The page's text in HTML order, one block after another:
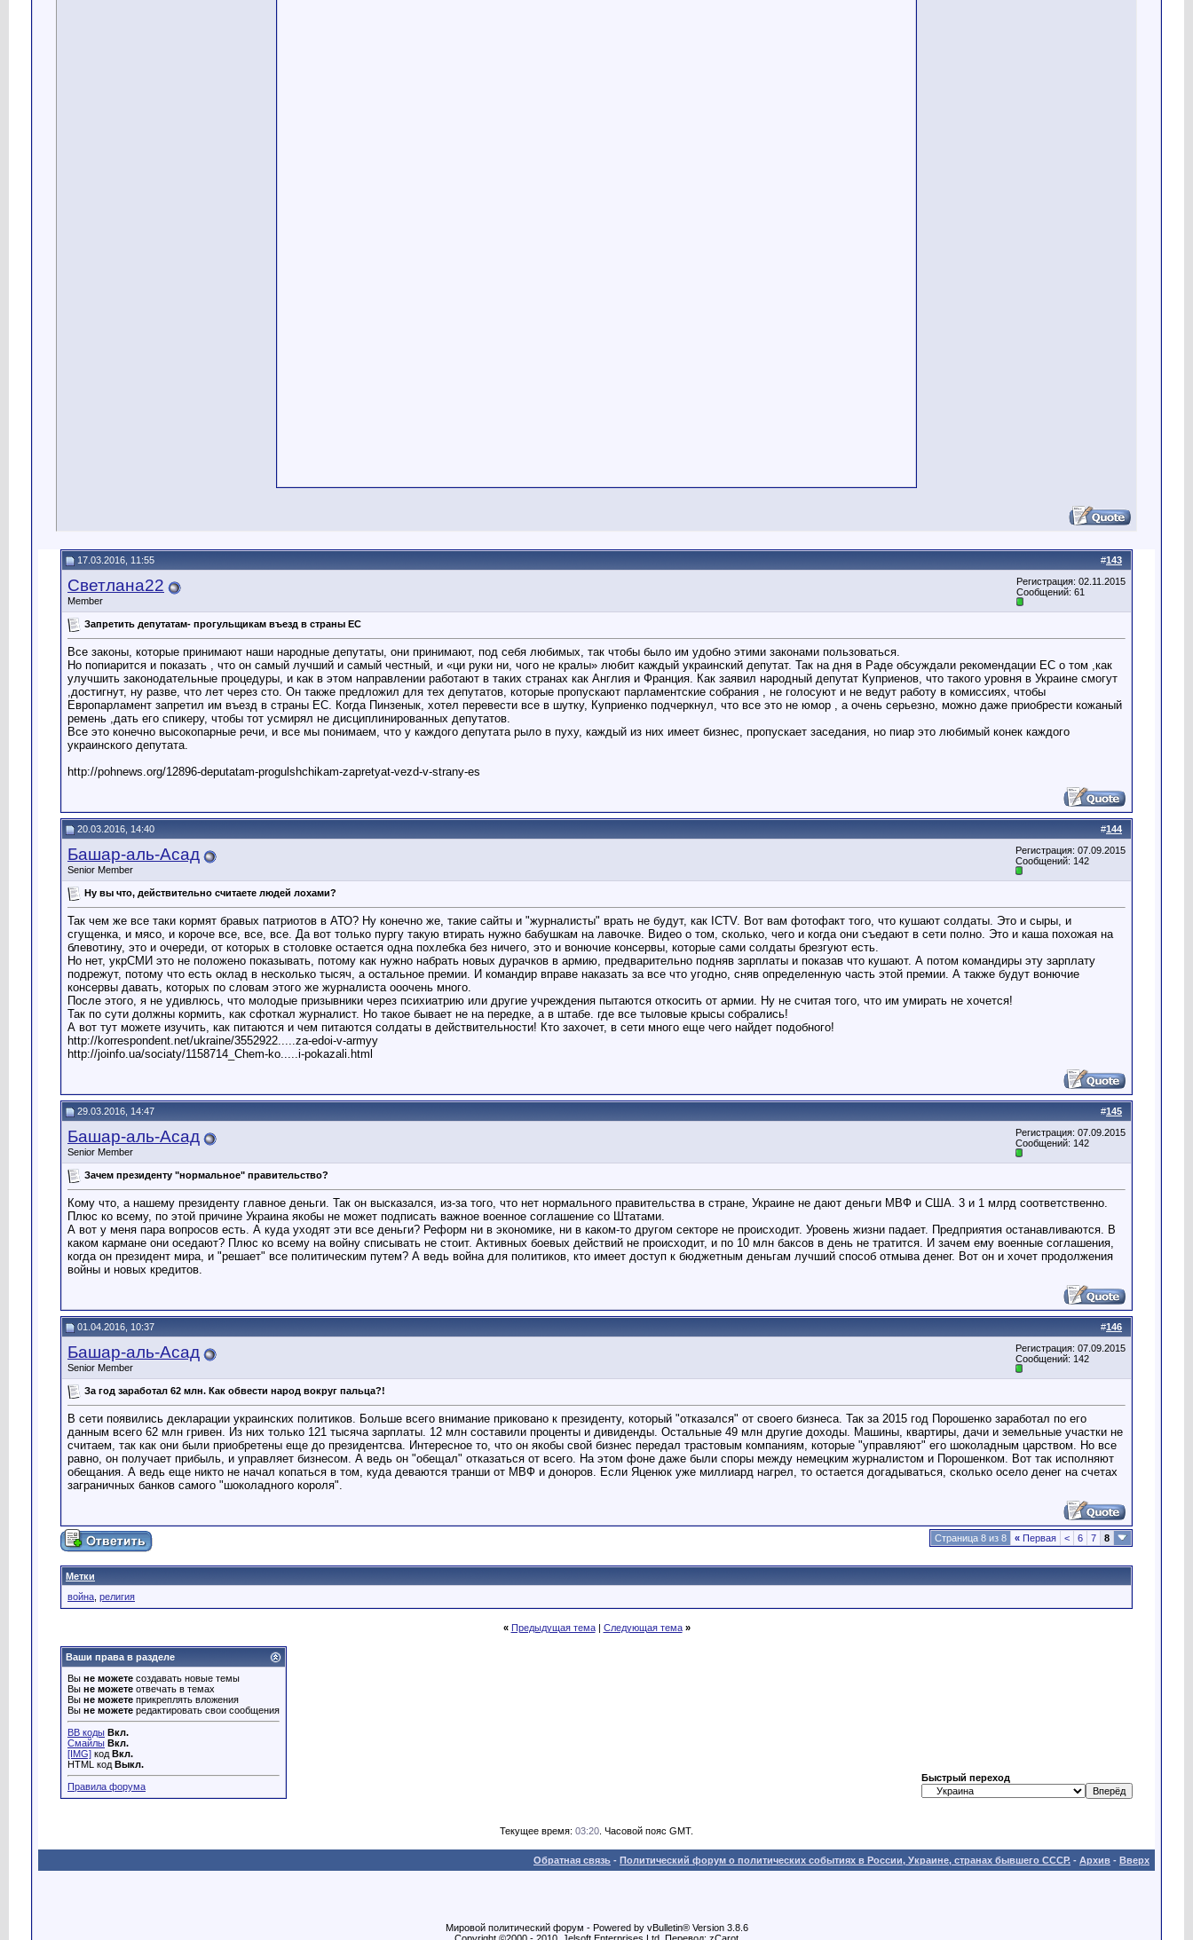
#143
17.03.2016, 11:55
Светлана22
Member
Регистрация: 02.11.2015
Сообщений: 61
Запретить депутатам- прогульщикам въезд в страны ЕС
Все законы, которые принимают наши народные депутаты, они принимают, под себя любимых, так чтобы было им удобно этими законами пользоваться.
Но попиарится и показать , что он самый лучший и самый честный, и «ци руки ни, чого не кралы» любит каждый украинский депутат. Так на дня в Раде обсуждали рекомендации ЕС о том ,как
улучшить законодательные процедуры, и как в этом направлении работают в таких странах как Англия и Франция. Как заявил народный депутат Куприенов, что такого уровня в Украине смогут
,достигнут, ну разве, что лет через сто. Он также предложил для тех депутатов, которые пропускают парламентские собрания , не голосуют и не ведут работу в комиссиях, чтобы
Европарламент запретил им въезд в страны ЕС. Когда Пинзенык, хотел перевести все в шутку, Куприенко подчеркнул, что все это не юмор , а очень серьезно, можно даже приобрести кожаный
ремень ,дать его спикеру, чтобы тот усмирял не дисциплинированных депутатов.
Все это конечно высокопарные речи, и все мы понимаем, что у каждого депутата рыло в пуху, каждый из них имеет бизнес, пропускает заседания, но пиар это любимый конек каждого
украинского депутата.
http://pohnews.org/12896-deputatam-progulshchikam-zapretyat-vezd-v-strany-es
#144
20.03.2016, 14:40
Башар-аль-Асад
Senior Member
Регистрация: 07.09.2015
Сообщений: 142
Ну вы что, действительно считаете людей лохами?
Так чем же все таки кормят бравых патриотов в АТО? Ну конечно же, такие сайты и "журналисты" врать не будут, как ICTV. Вот вам фотофакт того, что кушают солдаты. Это и сыры, и
сгущенка, и мясо, и короче все, все, все. Да вот только пургу такую втирать нужно бабушкам на лавочке. Видео о том, сколько, чего и когда они съедают в сети полно. Это и каша похожая на
блевотину, это и очереди, от которых в столовке остается одна похлебка без ничего, это и вонючие консервы, которые сами солдаты брезгуют есть.
Но нет, укрСМИ это не положено показывать, потому как нужно набрать новых дурачков в армию, предварительно подняв зарплаты и показав что кушают. А потом командиры эту зарплату
подрежут, потому что есть оклад в несколько тысяч, а остальное премии. И командир вправе наказать за все что угодно, сняв определенную часть этой премии. А также будут вонючие
консервы давать, которых по словам этого же журналиста ооочень много.
После этого, я не удивлюсь, что молодые призывники через психиатрию или другие учреждения пытаются откосить от армии. Ну не считая того, что им умирать не хочется!
Так по сути должны кормить, как сфоткал журналист. Но такое бывает не на передке, а в штабе. где все тыловые крысы собрались!
А вот тут можете изучить, как питаются и чем питаются солдаты в действительности! Кто захочет, в сети много еще чего найдет подобного!
http://korrespondent.net/ukraine/3552922.....za-edoi-v-armyy
http://joinfo.ua/sociaty/1158714_Chem-ko.....i-pokazali.html
#145
29.03.2016, 14:47
Башар-аль-Асад
Senior Member
Регистрация: 07.09.2015
Сообщений: 142
Зачем президенту "нормальное" правительство?
Кому что, а нашему президенту главное деньги. Так он высказался, из-за того, что нет нормального правительства в стране, Украине не дают деньги МВФ и США. 3 и 1 млрд соответственно.
Плюс ко всему, по этой причине Украина якобы не может подписать важное военное соглашение со Штатами.
А вот у меня пара вопросов есть. А куда уходят эти все деньги? Реформ ни в экономике, ни в каком-то другом секторе не происходит. Уровень жизни падает. Предприятия останавливаются. В
каком кармане они оседают? Плюс ко всему на войну списывать не стоит. Активных боевых действий не происходит, и по 10 млн баксов в день не тратится. И зачем ему военные соглашения,
когда он президент мира, и "решает" все политическим путем? А ведь война для политиков, кто имеет доступ к бюджетным деньгам лучший способ отмыва денег. Вот он и хочет продолжения
войны и новых кредитов.
#146
01.04.2016, 10:37
Башар-аль-Асад
Senior Member
Регистрация: 07.09.2015
Сообщений: 142
За год заработал 62 млн. Как обвести народ вокруг пальца?!
В сети появились декларации украинских политиков. Больше всего внимание приковано к президенту, который "отказался" от своего бизнеса. Так за 2015 год Порошенко заработал по его
данным всего 62 млн гривен. Из них только 121 тысяча зарплаты. 12 млн составили проценты и дивиденды. Остальные 49 млн другие доходы. Машины, квартиры, дачи и земельные участки не
считаем, так как они были приобретены еще до президентсва. Интересное то, что он якобы свой бизнес передал трастовым компаниям, которые "управляют" его шоколадным царством. Но все
равно, он получает прибыль, и управляет бизнесом. А ведь он "обещал" отказаться от всего. На этом фоне даже были споры между немецким журналистом и Порошенком. Вот так исполняют
обещания. А ведь еще никто не начал копаться в том, куда деваются транши от МВФ и доноров. Если Яценюк уже миллиард нагрел, то остается догадываться, сколько осело денег на счетах
заграничных банков самого "шоколадного короля".
Страница 8 из 8 « Первая < 6 7 8
Метки
война религия
« Предыдущая тема| Следующая тема »
Ваши права в разделе
Вы не можете создавать новые темы
Вы не можете отвечать в темах
Вы не можете прикреплять вложения
Вы не можете редактировать свои сообщения
BB коды Вкл.
Смайлы Вкл.
[IMG] код Вкл.
HTML код Выкл.
Правила форума
Быстрый переход
Текущее время: 03:20 . Часовой пояс GMT.
Обратная связь - Политический форум о политических событиях в России, Украине, странах бывшего СССР. - Архив - Вверх
Мировой политический форум - Powered by vBulletin® Version 3.8.6